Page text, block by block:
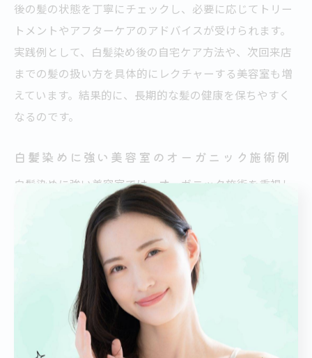
後の髪の状態を丁寧にチェックし、必要に応じてトリー
トメントやアフターケアのアドバイスが受けられます。
実践例として、白髪染め後の自宅ケア方法や、次回来店
までの髪の扱い方を具体的にレクチャーする美容室も増
えています。結果的に、長期的な髪の健康を保ちやすく
なるのです。
白髪染めに強い美容室のオーガニック施術例
白髪染めに強い美容室では、オーガニック施術を重視し
た具体的な取り組みが見られます。例えば、札幌市中央
区の一部サロンでは、カウンセリングを徹底し、個々の
髪質や頭皮の状態に合わせてヘナやオーガニックカラー
を提案。施術前には必ずパッチテストを行い、アレルギ
ーや敏感肌にも配慮します。さらに、髪へのダメージを
抑えるために、施術工程ごとに保湿ケアや頭皮マッサー
ジを取り入れるケースも。これにより、安心して美しい